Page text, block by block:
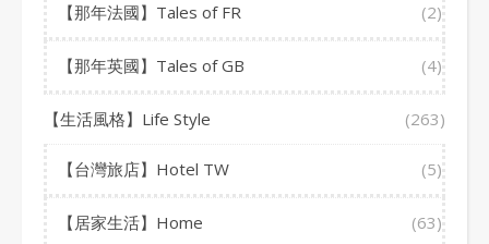
【那年法國】Tales of FR (2)
【那年英國】Tales of GB (4)
【生活風格】Life Style (263)
【台灣旅店】Hotel TW (5)
【居家生活】Home (63)